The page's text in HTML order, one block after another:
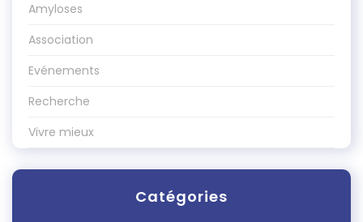
Amyloses
Association
Evénements
Recherche
Vivre mieux
Catégories